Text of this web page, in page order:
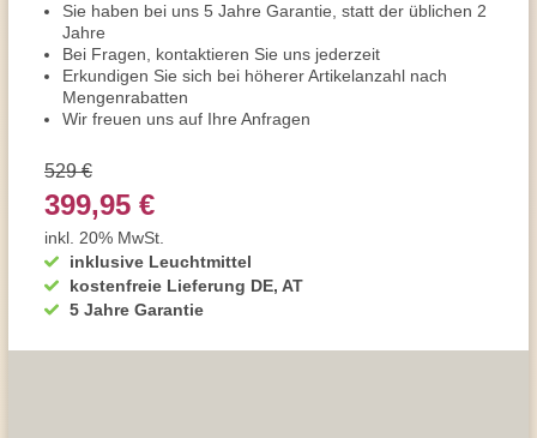
Sie haben bei uns 5 Jahre Garantie, statt der üblichen 2
Jahre
Bei Fragen, kontaktieren Sie uns jederzeit
Erkundigen Sie sich bei höherer Artikelanzahl nach
Mengenrabatten
Wir freuen uns auf Ihre Anfragen
inklusive Leuchtmittel
kostenfreie Lieferung DE, AT
5 Jahre Garantie
529 €
399,95 €
inkl. 20% MwSt.